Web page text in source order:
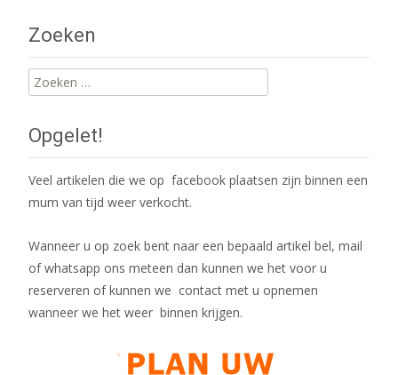
navigation
Zoeken
Zoeken
naar:
Opgelet!
Veel artikelen die we op facebook plaatsen zijn binnen een
mum van tijd weer verkocht.
Wanneer u op zoek bent naar een bepaald artikel bel, mail
of whatsapp ons meteen dan kunnen we het voor u
reserveren of kunnen we contact met u opnemen
wanneer we het weer binnen krijgen.